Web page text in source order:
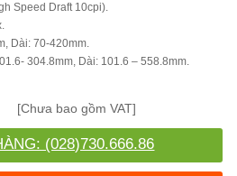
Speed Draft 10cpi).
Dài: 70-420mm.
304.8mm, Dài: 101.6 – 558.8mm.
[Chưa bao gồm VAT]
(028)730.666.86